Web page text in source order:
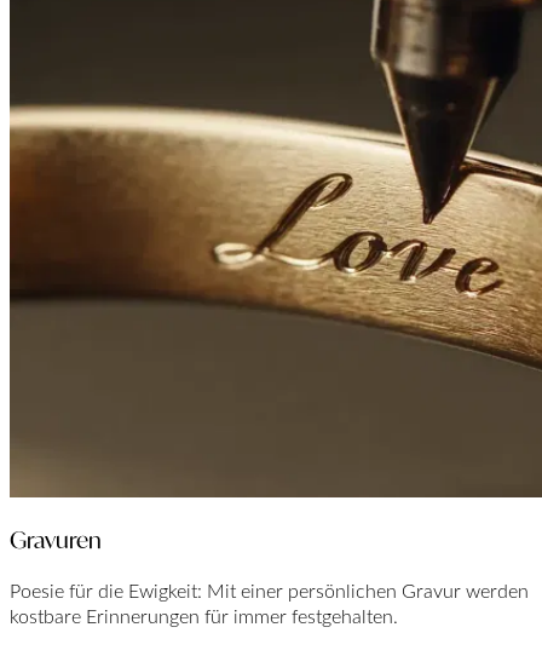
Gravuren
Poesie für die Ewigkeit: Mit einer persönlichen Gravur werden
kostbare Erinnerungen für immer festgehalten.